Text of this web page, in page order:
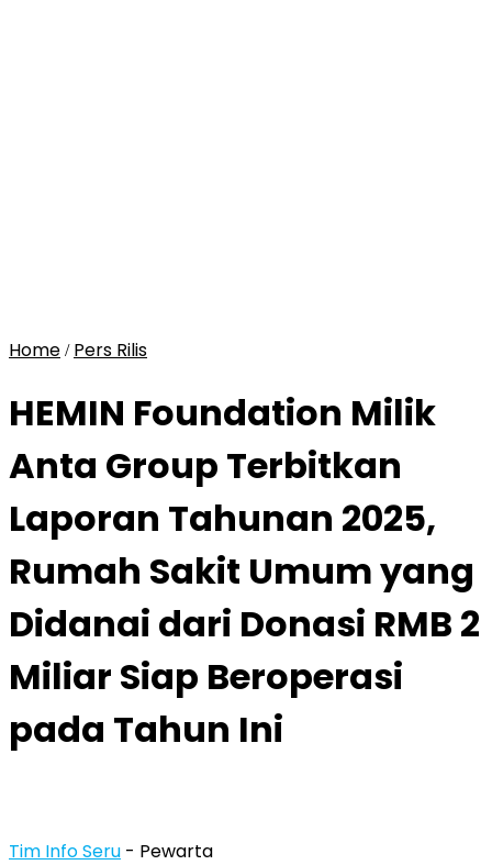
Home / Pers Rilis
HEMIN Foundation Milik
Anta Group Terbitkan
Laporan Tahunan 2025,
Rumah Sakit Umum yang
Didanai dari Donasi RMB 2
Miliar Siap Beroperasi
pada Tahun Ini
Tim Info Seru - Pewarta